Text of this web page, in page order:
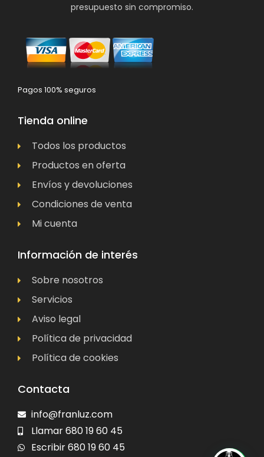
presupuesto sin compromiso.
Pagos 100% seguros
Tienda online
Todos los productos
Productos en oferta
Envíos y devoluciones
Condiciones de venta
Mi cuenta
Información de interés
Sobre nosotros
Servicios
Aviso legal
Política de privacidad
Política de cookies
Contacta
info@franluz.com
Llamar 680 19 60 45
Escribir 680 19 60 45